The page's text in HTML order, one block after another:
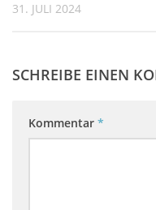
31. JULI 2024
SCHREIBE EINEN
Kommentar *